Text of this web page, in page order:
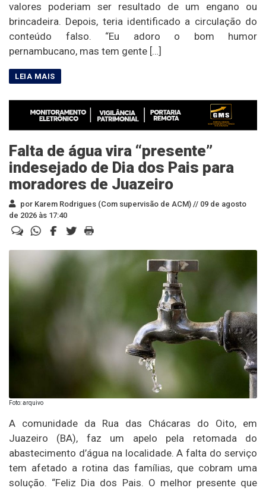
valores poderiam ser resultado de um engano ou
brincadeira. Depois, teria identificado a circulação do
conteúdo falso. “Eu adoro o bom humor
pernambucano, mas tem gente […]
Falta de água vira “presente”
indesejado de Dia dos Pais para
moradores de Juazeiro
por Karem Rodrigues (Com supervisão de ACM) // 09 de agosto
de 2026 às 17:40
Foto: arquivo
A comunidade da Rua das Chácaras do Oito, em
Juazeiro (BA), faz um apelo pela retomada do
abastecimento d’água na localidade. A falta do serviço
tem afetado a rotina das famílias, que cobram uma
solução. “Feliz Dia dos Pais. O melhor presente que